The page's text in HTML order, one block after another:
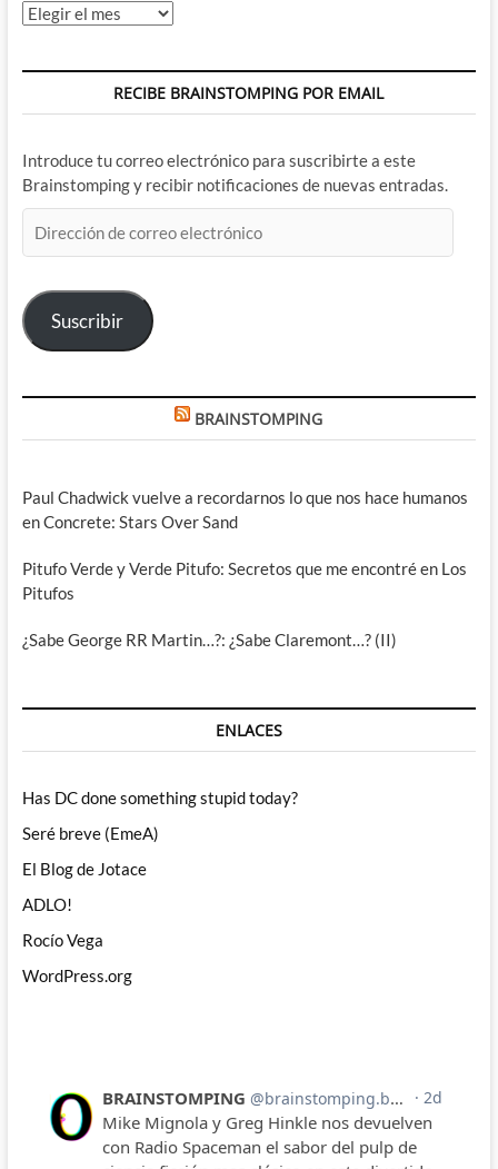
Archivos
RECIBE BRAINSTOMPING POR EMAIL
Introduce tu correo electrónico para suscribirte a este
Brainstomping y recibir notificaciones de nuevas entradas.
de
electrónico
Suscribir
BRAINSTOMPING
Paul Chadwick vuelve a recordarnos lo que nos hace humanos
en Concrete: Stars Over Sand
Pitufo Verde y Verde Pitufo: Secretos que me encontré en Los
Pitufos
¿Sabe George RR Martin…?: ¿Sabe Claremont…? (II)
ENLACES
Has DC done something stupid today?
Seré breve (EmeA)
El Blog de Jotace
ADLO!
Rocío Vega
WordPress.org